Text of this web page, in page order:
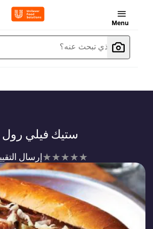
Menu
ما الذي تبحث عنه؟
ستيك فيلي رول
لم
يتم
تقديم
أي
تقييمات
لهذا
إرسال التقييم